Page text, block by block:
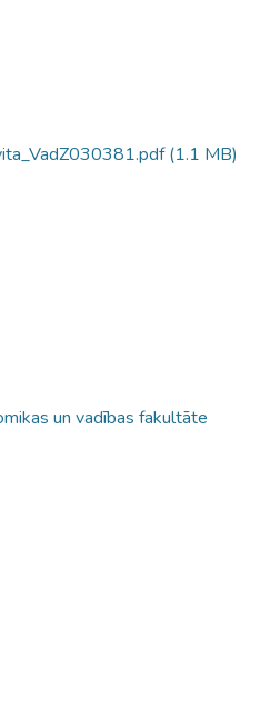
(1.1 MB)
un vadības fakultāte